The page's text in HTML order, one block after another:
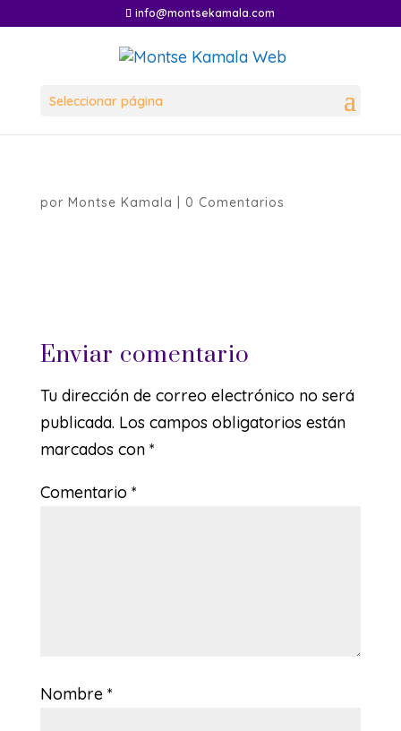
info@montsekamala.com
Seleccionar página
por Montse Kamala 0 Comentarios
Enviar comentario
Tu dirección de correo electrónico no será
publicada. Los campos obligatorios están
marcados con *
Comentario *
Nombre *